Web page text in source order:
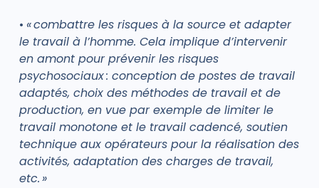
• « combattre les risques à la source et adapter
le travail à l’homme. Cela implique d’intervenir
en amont pour prévenir les risques
psychosociaux : conception de postes de travail
adaptés, choix des méthodes de travail et de
production, en vue par exemple de limiter le
travail monotone et le travail cadencé, soutien
technique aux opérateurs pour la réalisation des
activités, adaptation des charges de travail,
etc. »